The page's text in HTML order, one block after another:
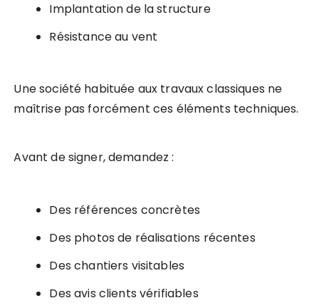
Implantation de la structure
Résistance au vent
Une société habituée aux travaux classiques ne
maîtrise pas forcément ces éléments techniques.
Avant de signer, demandez :
Des références concrètes
Des photos de réalisations récentes
Des chantiers visitables
Des avis clients vérifiables